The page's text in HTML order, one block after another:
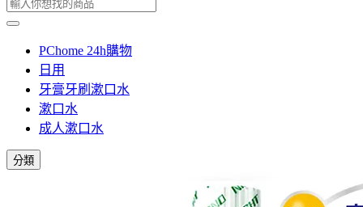
PChome 24h購物
日用
牙膏牙刷漱口水
漱口水
成人漱口水
分類